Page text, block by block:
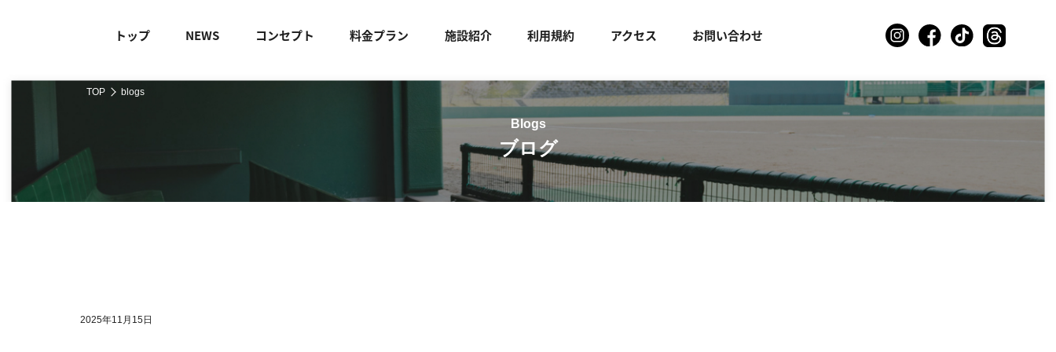
トップ NEWS コンセプト 料金プラン 施設紹介 利用規約 アクセス お問い合わせ
TOP blogs
ブログ
2025年11月15日